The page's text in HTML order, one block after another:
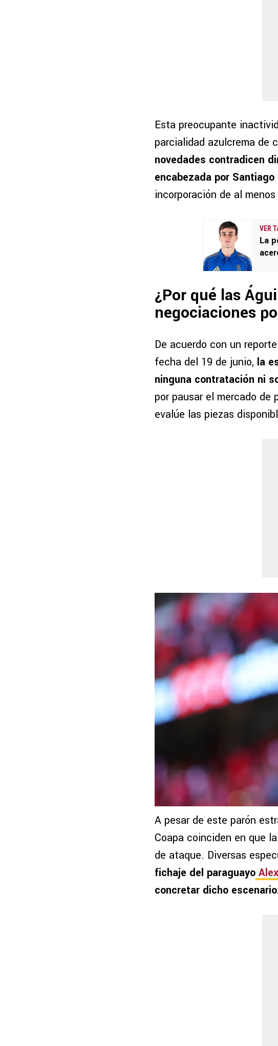
Esta preocupante
parcialidad azulcrema de
novedades contradicen
encabezada por Santiago
incorporación de al
VER
La
¿Por qué las
negociaciones
De acuerdo con un
fecha del 19 de junio, la
ninguna contratación ni
por pausar el mercado de
evalúe las piezas
A pesar de este parón
Coapa coinciden en que
de ataque. Diversas
fichaje del paraguayo
concretar dicho